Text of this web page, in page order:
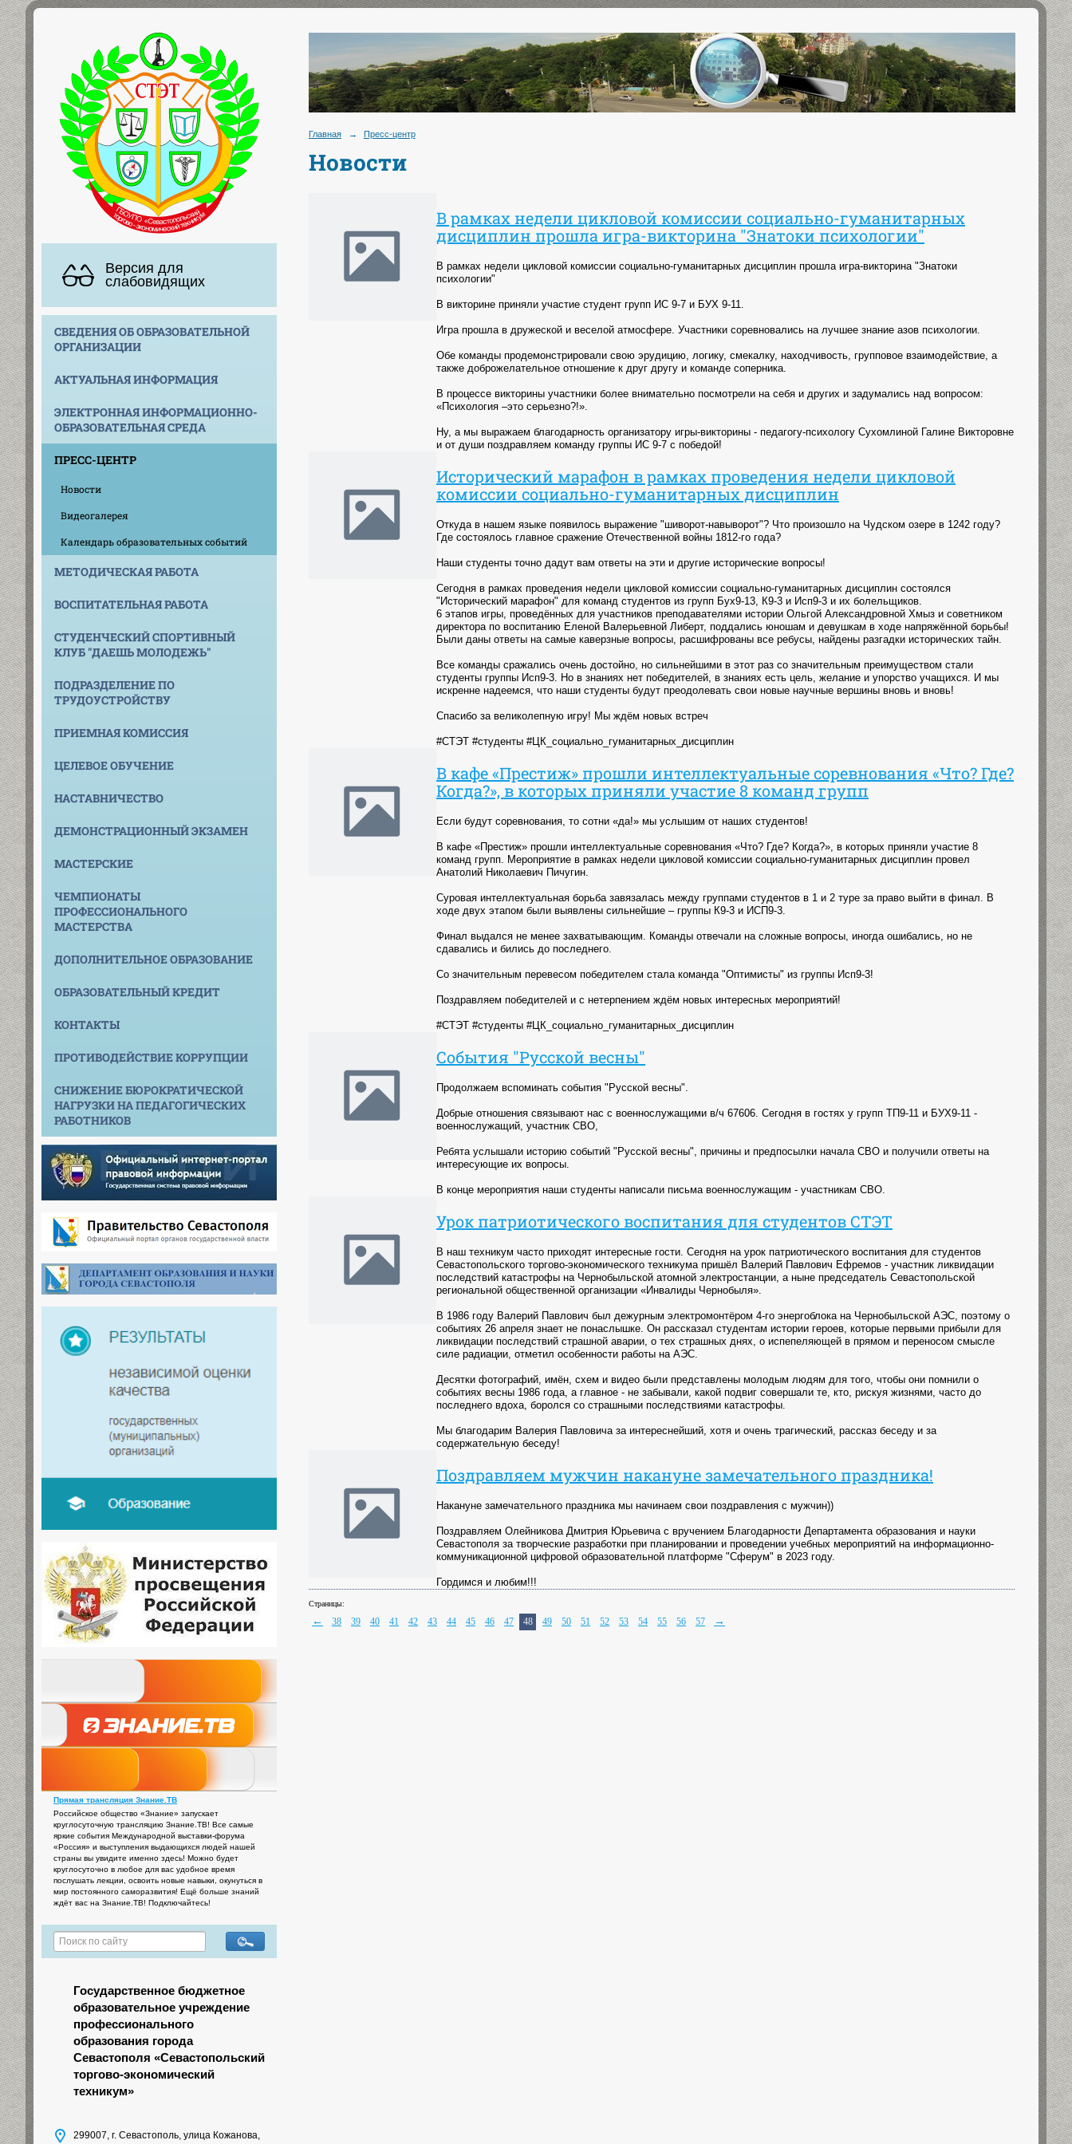
Версия для
слабовидящих
СВЕДЕНИЯ ОБ ОБРАЗОВАТЕЛЬНОЙ
ОРГАНИЗАЦИИ
АКТУАЛЬНАЯ ИНФОРМАЦИЯ
ЭЛЕКТРОННАЯ ИНФОРМАЦИОННО-
ОБРАЗОВАТЕЛЬНАЯ СРЕДА
ПРЕСС-ЦЕНТР
Новости
Видеогалерея
Календарь образовательных событий
МЕТОДИЧЕСКАЯ РАБОТА
ВОСПИТАТЕЛЬНАЯ РАБОТА
СТУДЕНЧЕСКИЙ СПОРТИВНЫЙ
КЛУБ "ДАЕШЬ МОЛОДЕЖЬ"
ПОДРАЗДЕЛЕНИЕ ПО
ТРУДОУСТРОЙСТВУ
ПРИЕМНАЯ КОМИССИЯ
ЦЕЛЕВОЕ ОБУЧЕНИЕ
НАСТАВНИЧЕСТВО
ДЕМОНСТРАЦИОННЫЙ ЭКЗАМЕН
МАСТЕРСКИЕ
ЧЕМПИОНАТЫ
ПРОФЕССИОНАЛЬНОГО
МАСТЕРСТВА
ДОПОЛНИТЕЛЬНОЕ ОБРАЗОВАНИЕ
ОБРАЗОВАТЕЛЬНЫЙ КРЕДИТ
КОНТАКТЫ
ПРОТИВОДЕЙСТВИЕ КОРРУПЦИИ
СНИЖЕНИЕ БЮРОКРАТИЧЕСКОЙ
НАГРУЗКИ НА ПЕДАГОГИЧЕСКИХ
РАБОТНИКОВ
Прямая трансляция Знание.ТВ
Российское общество «Знание» запускает
круглосуточную трансляцию Знание.ТВ! Все самые
яркие события Международной выставки-форума
«Россия» и выступления выдающихся людей нашей
страны вы увидите именно здесь! Можно будет
круглосуточно в любое для вас удобное время
послушать лекции, освоить новые навыки, окунуться в
мир постоянного саморазвития! Ещё больше знаний
ждёт вас на Знание.ТВ! Подключайтесь!
Государственное бюджетное
образовательное учреждение
профессионального
образования города
Севастополя «Севастопольский
торгово-экономический
техникум»
299007, г. Севастополь, улица Кожанова,
Главная → Пресс-центр
Новости
В рамках недели цикловой комиссии социально-гуманитарных
дисциплин прошла игра-викторина "Знатоки психологии"
В рамках недели цикловой комиссии социально-гуманитарных дисциплин прошла игра-викторина "Знатоки
психологии"
В викторине приняли участие студент групп ИС 9-7 и БУХ 9-11.
Игра прошла в дружеской и веселой атмосфере. Участники соревновались на лучшее знание азов психологии.
Обе команды продемонстрировали свою эрудицию, логику, смекалку, находчивость, групповое взаимодействие, а
также доброжелательное отношение к друг другу и команде соперника.
В процессе викторины участники более внимательно посмотрели на себя и других и задумались над вопросом:
«Психология –это серьезно?!».
Ну, а мы выражаем благодарность организатору игры-викторины - педагогу-психологу Сухомлиной Галине Викторовне
и от души поздравляем команду группы ИС 9-7 с победой!
Исторический марафон в рамках проведения недели цикловой
комиссии социально-гуманитарных дисциплин
Откуда в нашем языке появилось выражение "шиворот-навыворот"? Что произошло на Чудском озере в 1242 году?
Где состоялось главное сражение Отечественной войны 1812-го года?
Наши студенты точно дадут вам ответы на эти и другие исторические вопросы!
Сегодня в рамках проведения недели цикловой комиссии социально-гуманитарных дисциплин состоялся
"Исторический марафон" для команд студентов из групп Бух9-13, К9-3 и Исп9-3 и их болельщиков.
6 этапов игры, проведённых для участников преподавателями истории Ольгой Александровной Хмыз и советником
директора по воспитанию Еленой Валерьевной Либерт, поддались юношам и девушкам в ходе напряжённой борьбы!
Были даны ответы на самые каверзные вопросы, расшифрованы все ребусы, найдены разгадки исторических тайн.
Все команды сражались очень достойно, но сильнейшими в этот раз со значительным преимуществом стали
студенты группы Исп9-3. Но в знаниях нет победителей, в знаниях есть цель, желание и упорство учащихся. И мы
искренне надеемся, что наши студенты будут преодолевать свои новые научные вершины вновь и вновь!
Спасибо за великолепную игру! Мы ждём новых встреч
#СТЭТ #студенты #ЦК_социально_гуманитарных_дисциплин
В кафе «Престиж» прошли интеллектуальные соревнования «Что? Где?
Когда?», в которых приняли участие 8 команд групп
Если будут соревнования, то сотни «да!» мы услышим от наших студентов!
В кафе «Престиж» прошли интеллектуальные соревнования «Что? Где? Когда?», в которых приняли участие 8
команд групп. Мероприятие в рамках недели цикловой комиссии социально-гуманитарных дисциплин провел
Анатолий Николаевич Пичугин.
Суровая интеллектуальная борьба завязалась между группами студентов в 1 и 2 туре за право выйти в финал. В
ходе двух этапом были выявлены сильнейшие – группы К9-3 и ИСП9-3.
Финал выдался не менее захватывающим. Команды отвечали на сложные вопросы, иногда ошибались, но не
сдавались и бились до последнего.
Со значительным перевесом победителем стала команда "Оптимисты" из группы Исп9-3!
Поздравляем победителей и с нетерпением ждём новых интересных мероприятий!
#СТЭТ #студенты #ЦК_социально_гуманитарных_дисциплин
События "Русской весны"
Продолжаем вспоминать события "Русской весны".
Добрые отношения связывают нас с военнослужащими в/ч 67606. Сегодня в гостях у групп ТП9-11 и БУХ9-11 -
военнослужащий, участник СВО,
Ребята услышали историю событий "Русской весны", причины и предпосылки начала СВО и получили ответы на
интересующие их вопросы.
В конце мероприятия наши студенты написали письма военнослужащим - участникам СВО.
Урок патриотического воспитания для студентов СТЭТ
В наш техникум часто приходят интересные гости. Сегодня на урок патриотического воспитания для студентов
Севастопольского торгово-экономического техникума пришёл Валерий Павлович Ефремов - участник ликвидации
последствий катастрофы на Чернобыльской атомной электростанции, а ныне председатель Севастопольской
региональной общественной организации «Инвалиды Чернобыля».
В 1986 году Валерий Павлович был дежурным электромонтёром 4-го энергоблока на Чернобыльской АЭС, поэтому о
событиях 26 апреля знает не понаслышке. Он рассказал студентам истории героев, которые первыми прибыли для
ликвидации последствий страшной аварии, о тех страшных днях, о испепеляющей в прямом и переносом смысле
силе радиации, отметил особенности работы на АЭС.
Десятки фотографий, имён, схем и видео были представлены молодым людям для того, чтобы они помнили о
событиях весны 1986 года, а главное - не забывали, какой подвиг совершали те, кто, рискуя жизнями, часто до
последнего вдоха, боролся со страшными последствиями катастрофы.
Мы благодарим Валерия Павловича за интереснейший, хотя и очень трагический, рассказ беседу и за
содержательную беседу!
Поздравляем мужчин накануне замечательного праздника!
Накануне замечательного праздника мы начинаем свои поздравления с мужчин))
Поздравляем Олейникова Дмитрия Юрьевича с вручением Благодарности Департамента образования и науки
Севастополя за творческие разработки при планировании и проведении учебных мероприятий на информационно-
коммуникационной цифровой образовательной платформе "Сферум" в 2023 году.
Гордимся и любим!!!
Страницы:
← 38 39 40 41 42 43 44 45 46 47 48 49 50 51 52 53 54 55 56 57 →